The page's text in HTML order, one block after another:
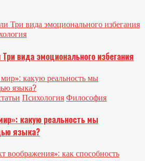
вида эмоционального избегания
Психология Философия
какую реальность мы
языка?